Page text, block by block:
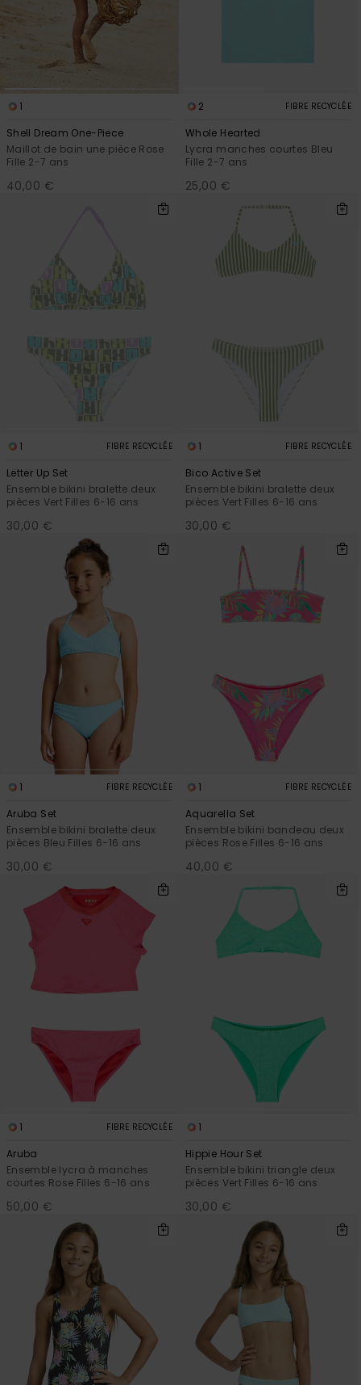
1
Shell Dream One-Piece
Maillot de bain une pièce Rose
Fille 2-7 ans
40,00 €
2 FIBRE RECYCLÉE
Whole Hearted
Lycra manches courtes Bleu
Fille 2-7 ans
25,00 €
1 FIBRE RECYCLÉE
Letter Up Set
Ensemble bikini bralette deux
pièces Vert Filles 6-16 ans
30,00 €
1 FIBRE RECYCLÉE
Bico Active Set
Ensemble bikini bralette deux
pièces Vert Filles 6-16 ans
30,00 €
1 FIBRE RECYCLÉE
Aruba Set
Ensemble bikini bralette deux
pièces Bleu Filles 6-16 ans
30,00 €
1 FIBRE RECYCLÉE
Aquarella Set
Ensemble bikini bandeau deux
pièces Rose Filles 6-16 ans
40,00 €
1 FIBRE RECYCLÉE
Aruba
Ensemble lycra à manches
courtes Rose Filles 6-16 ans
50,00 €
1
Hippie Hour Set
Ensemble bikini triangle deux
pièces Vert Filles 6-16 ans
30,00 €